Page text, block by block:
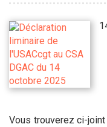
Vous trouverez ci-